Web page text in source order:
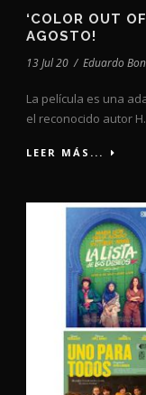
‘COLOR OUT
AGOSTO!
13 Jul 20 / Eduardo
La película es una
el reconocido autor
LEER MÁS...